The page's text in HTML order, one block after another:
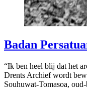
Badan
“Ik ben heel blij dat het
Drents Archief wordt
Souhuwat-Tomasoa,